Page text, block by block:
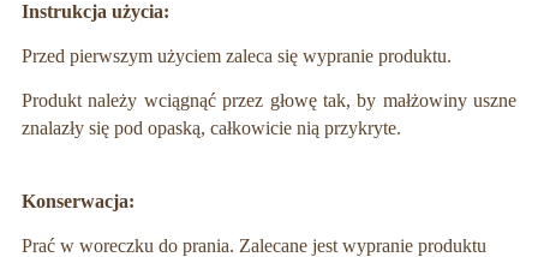
Instrukcja użycia:
Przed pierwszym użyciem zaleca się wypranie produktu.
Produkt należy wciągnąć przez głowę tak, by małżowiny uszne
znalazły się pod opaską, całkowicie nią przykryte.
Konserwacja:
Prać w woreczku do prania. Zalecane jest wypranie produktu